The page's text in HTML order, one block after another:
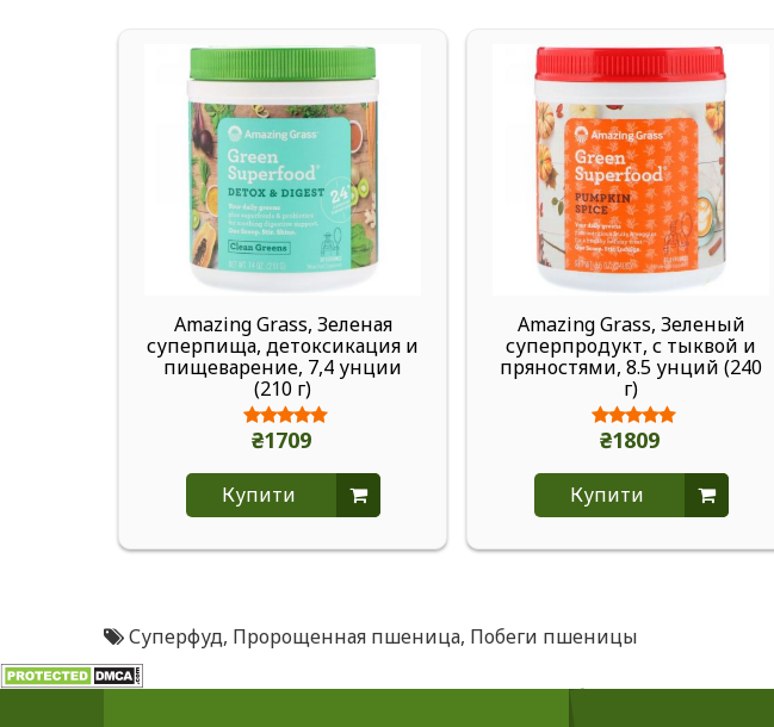
Amazing Grass, Зеленая
суперпища, детоксикация и
пищеварение, 7,4 унции
(210 г)
₴1709
Купити
Amazing Grass, Зеленый
суперпродукт, с тыквой и
пряностями, 8.5 унций (240
г)
₴1809
Купити
Суперфуд, Пророщенная пшеница, Побеги пшеницы